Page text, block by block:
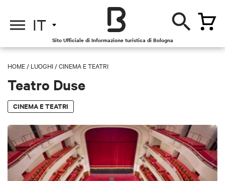
IT
Sito Ufficiale di Informazione turistica di Bologna
HOME / LUOGHI /CINEMA E TEATRI
Teatro Duse
CINEMA E TEATRI